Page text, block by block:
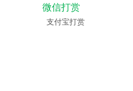
微信打赏